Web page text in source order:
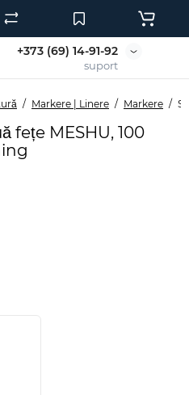
+373 (69) 14-91-92
suport
Markere | Linere Markere
fețe MESHU, 100